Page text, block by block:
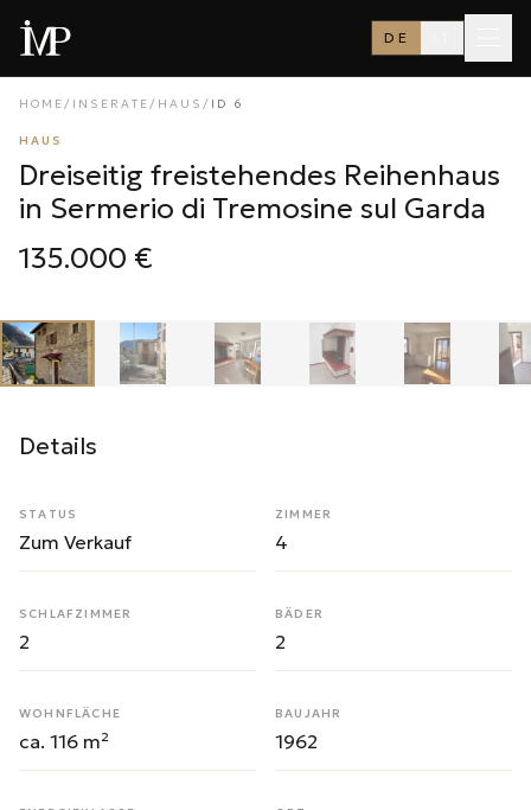
DE
HOME/ INSERATE/ HAUS / ID 6
HAUS
Dreiseitig freistehendes Reihenhaus
in Sermerio di Tremosine sul Garda
135.000 €
Details
STATUS
Zum Verkauf
ZIMMER
4
SCHLAFZIMMER
2
BÄDER
2
WOHNFLÄCHE
ca. 116 m²
BAUJAHR
1962